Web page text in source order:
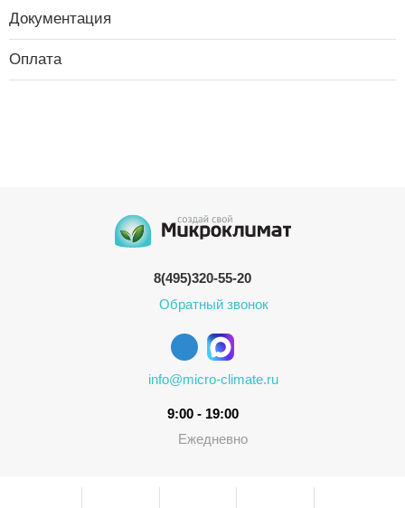
Документация
Оплата
8(495)320-55-20
Обратный звонок
info@micro-climate.ru
9:00 - 19:00
Ежедневно